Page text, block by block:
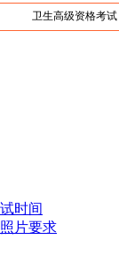
卫生高级资格考试
时间
片要求